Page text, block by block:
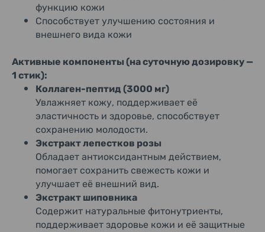
функцию кожи
Способствует улучшению состояния и
внешнего вида кожи
Активные компоненты (на суточную дозировку —
1 стик):
Коллаген-пептид (3000 мг)
Увлажняет кожу, поддерживает её
эластичность и здоровье, способствует
сохранению молодости.
Экстракт лепестков розы
Обладает антиоксидантным действием,
помогает сохранить свежесть кожи и
улучшает её внешний вид.
Экстракт шиповника
Содержит натуральные фитонутриенты,
поддерживает здоровье кожи и её защитные